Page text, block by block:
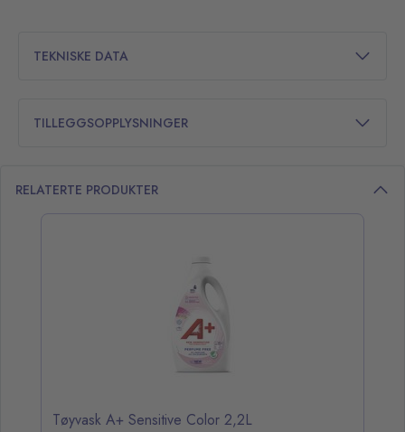
TEKNISKE DATA
TILLEGGSOPPLYSNINGER
RELATERTE PRODUKTER
Tøyvask A+ Sensitive Color 2,2L